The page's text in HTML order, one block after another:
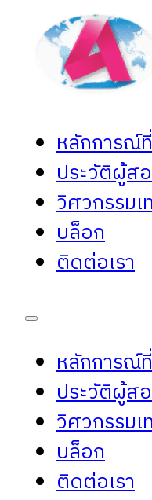
หลักการณ์
ประวัติผู้ส
วิศวกรรมเ
บล็อก
ติดต่อเรา
หลักการณ์
ประวัติผู้ส
วิศวกรรมเ
บล็อก
ติดต่อเรา